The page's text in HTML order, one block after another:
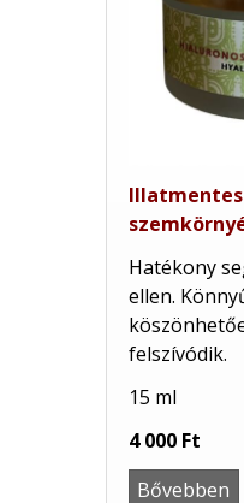
Hatékony
ellen.
felszívódik.
15 ml
4 000 Ft
Bővebben